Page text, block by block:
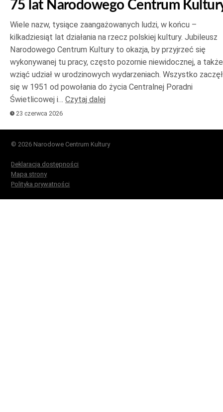
75 lat Narodowego Centrum
Wiele nazw, tysiące zaangażowanych ludzi, w końcu –
kilkadziesiąt lat działania na rzecz polskiej kultury. Jubileusz
Narodowego Centrum Kultury to okazja, by przyjrzeć się
wykonywanej tu pracy, często pozornie niewidocznej, a także
wziąć udział w urodzinowych wydarzeniach. Wszystko
się w 1951 od powołania do życia Centralnej Poradni
Świetlicowej i… Czytaj dalej
23 czerwca 2026
© 2026 Narodowe Centrum Kultury
Deklaracja dostępności
Mapa strony
Polityka prywatności